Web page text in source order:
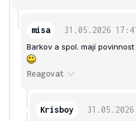
misa 31.05.2026
Barkov a spol. mají
Reagovat
Krisboy 31.05.2026